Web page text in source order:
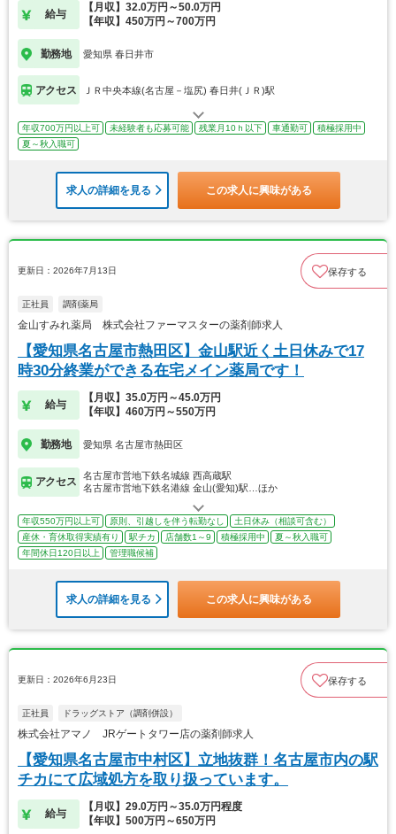
給与
【月収】32.0万円～50.0万円
【年収】450万円～700万円
勤務地 愛知県 春日井市
アクセス ＪＲ中央本線(名古屋－塩尻) 春日井(ＪＲ)駅
年収700万円以上可 未経験者も応募可能 残業月10ｈ以下 車通勤可
積極採用中
夏～秋入職可
求人の詳細を見る この求人に興味がある
更新日：2026年7月13日 保存する
正社員 調剤薬局
金山すみれ薬局 株式会社ファーマスターの薬剤師求人
【愛知県名古屋市熱田区】金山駅近く土日休みで17
時30分終業ができる在宅メイン薬局です！
給与
【月収】35.0万円～45.0万円
【年収】460万円～550万円
勤務地 愛知県 名古屋市熱田区
アクセス
名古屋市営地下鉄名城線 西高蔵駅
名古屋市営地下鉄名港線 金山(愛知)駅…ほか
年収550万円以上可 原則、引越しを伴う転勤なし
土日休み（相談可含む）
産休・育休取得実績有り
駅チカ 店舗数1～9 積極採用中
夏～秋入職可
年間休日120日以上
管理職候補
求人の詳細を見る この求人に興味がある
更新日：2026年6月23日 保存する
正社員 ドラッグストア（調剤併設）
株式会社アマノ JRゲートタワー店の薬剤師求人
【愛知県名古屋市中村区】立地抜群！名古屋市内の駅
チカにて広域処方を取り扱っています。
給与
【月収】29.0万円～35.0万円程度
【年収】500万円～650万円